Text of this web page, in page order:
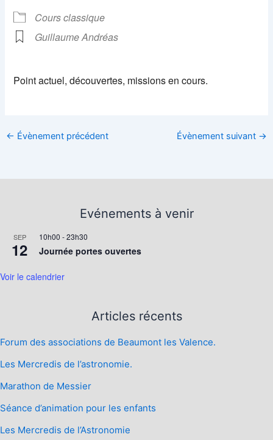
Cours classique
Guillaume Andréas
Point actuel, découvertes, missions en cours.
← Évènement précédent Évènement suivant →
Evénements à venir
SEP
12
10h00 -23h30
Journée portes ouvertes
Voir le calendrier
Articles récents
Forum des associations de Beaumont les Valence.
Les Mercredis de l’astronomie.
Marathon de Messier
Séance d’animation pour les enfants
Les Mercredis de l’Astronomie